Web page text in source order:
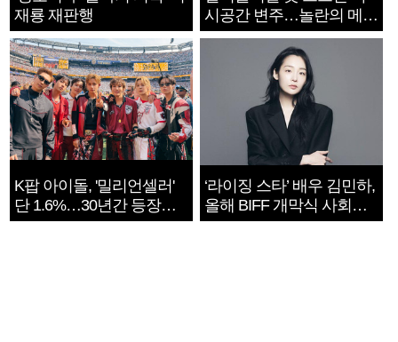
재룡 재판행
시공간 변주…놀란의 메시
지는 ‘전쟁 속죄’
K팝 아이돌, '밀리언셀러'
단 1.6%…30년간 등장
1182개팀 전수조사
‘라이징 스타’ 배우 김민하,
올해 BIFF 개막식 사회자
확정